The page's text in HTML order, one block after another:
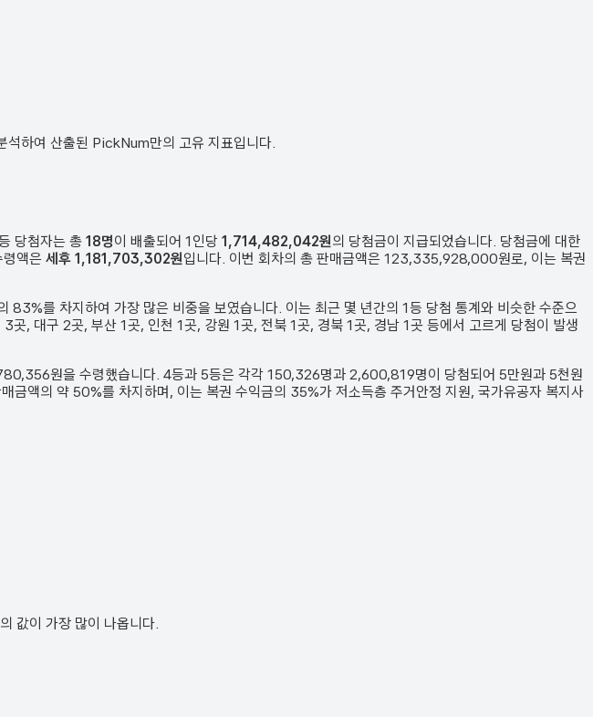
석하여 산출된 PickNum만의 고유 지표입니다.
당첨자는 총 18명이 배출되어 1인당 1,714,482,042원의 당첨금이 지급되었습니다. 당첨금에 대한
액은 세후 1,181,703,302원입니다. 이번 회차의 총 판매금액은 123,335,928,000원로, 이는 복권
83%를 차지하여 가장 많은 비중을 보였습니다. 이는 최근 몇 년간의 1등 당첨 통계와 비슷한 수준으
3곳, 대구 2곳, 부산 1곳, 인천 1곳, 강원 1곳, 전북 1곳, 경북 1곳, 경남 1곳 등에서 고르게 당첨이 발생
원을 수령했습니다. 4등과 5등은 각각 150,326명과 2,600,819명이 당첨되어 5만원과 5천원
금액의 약 50%를 차지하며, 이는 복권 수익금의 35%가 저소득층 주거안정 지원, 국가유공자 복지사
값이 가장 많이 나옵니다.